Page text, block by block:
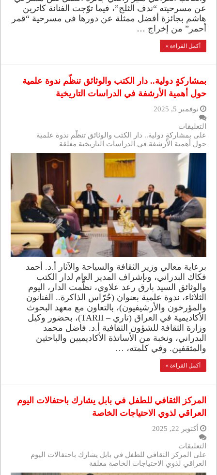
عن مسرحيته “ندف الثلج”، فيما توّجت الفنانة كاترين
هاشم بجائزة أفضل ممثلة عن دورها في مسرحية “قمر
أحمر” من إخراج …
أكمل القراءة »
بمشاركةٍ دولية.. دار الكتب والوثائق تنظّم ندوة علمية
حول أهمية الأرشفة في الدراسات التاريخية
نوفمبر 5, 2025
التعليقات
على بمشاركةٍ دولية.. دار الكتب والوثائق تنظّم ندوة علمية
حول أهمية الأرشفة في الدراسات التاريخية مغلقة
برعاية معالي وزير الثقافة والسياحة والآثار أ.د. أحمد
فكاك البدراني، وبإشراف المدير العام لدار الكتب
والوثائق السيد بارق رعد علاوي، نظَّمت الدار، اليوم
الثلاثاء، ندوة علمية بعنوان (حُرّاس الذاكرة.. الفنانون
والمؤرخون والأرشيفيون)، بالتعاون مع معهد البحوث
الأكاديمية في العراق (تاري – TARII)، بحضور وكيل
وزارة الثقافة للشؤون الثقافية أ.د. فاضل محمد
البدراني، ونخبة من الأساتذة الأكاديميين والباحثين
والمثقفين. وفي كلمته، …
أكمل القراءة »
المركز الثقافي للطفل في بابل يشارك باحتفالات اليوم
العراقي لذوي الاحتياجات الخاصة
أكتوبر 22, 2025
التعليقات
على المركز الثقافي للطفل في بابل يشارك باحتفالات اليوم
العراقي لذوي الاحتياجات الخاصة مغلقة